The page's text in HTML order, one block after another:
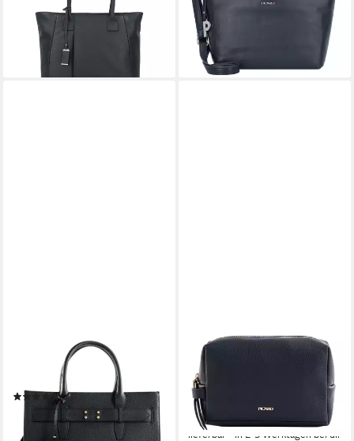
-15%
lieferbar - in 2-3 Werktagen bei dir
-6%
lieferbar - in 2-3 Werktagen bei dir
Shopper Shopper (Set, 2-tlg),
aus echtem Rindsleder
(1)
249,00 €
lieferbar - in 2-3 Werktagen bei dir
PICARD
Kulturbeutel Toiletry Bag, aus
echtem Leder
59,99 €
-14%
lieferbar - in 2-3 Werktagen bei dir